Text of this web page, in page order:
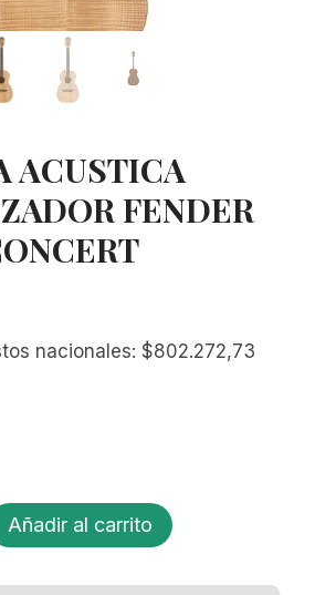
ACUSTICA
FENDER
nacionales: $802.272,73
Añadir al carrito